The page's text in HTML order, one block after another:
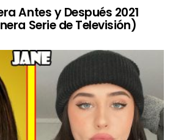
Antes y Después 2021
Serie de Televisión)